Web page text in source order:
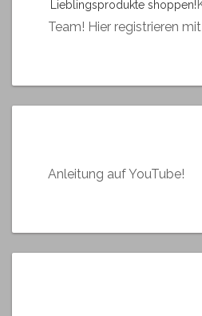
Lieblingsprodukte shoppen!
Team! Hier registrieren
Anleitung auf YouTube!